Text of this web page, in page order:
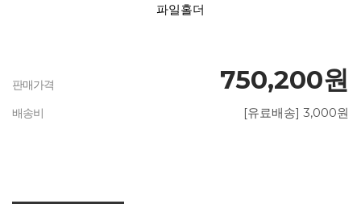
파일홀더
판매가격 750,200원
배송비 [유료배송] 3,000원